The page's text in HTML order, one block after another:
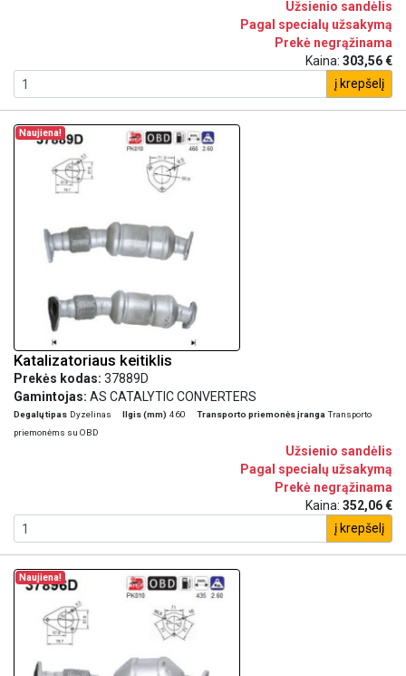
Užsienio sandėlis
Pagal specialų užsakymą
Prekė negrąžinama
Kaina: 303,56 €
į krepšelį
Naujiena!
Katalizatoriaus keitiklis
Prekės kodas: 37889D
Gamintojas: AS CATALYTIC CONVERTERS
Degalų tipas Dyzelinas Ilgis (mm) 460 Transporto priemonės įranga Transporto
priemonėms su OBD
Užsienio sandėlis
Pagal specialų užsakymą
Prekė negrąžinama
Kaina: 352,06 €
į krepšelį
Naujiena!